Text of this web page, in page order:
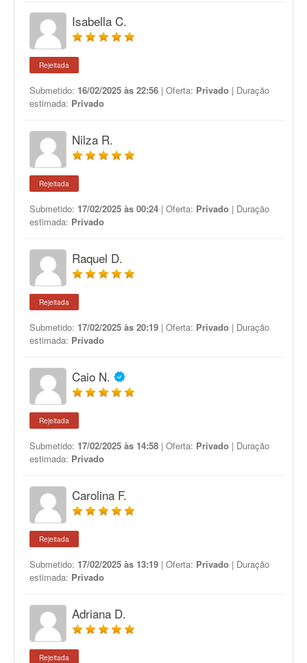
Isabella C.
Rejeitada
Submetido: 16/02/2025 às 22:56 | Oferta: Privado | Duração
estimada: Privado
Nilza R.
Rejeitada
Submetido: 17/02/2025 às 00:24 | Oferta: Privado | Duração
estimada: Privado
Raquel D.
Rejeitada
Submetido: 17/02/2025 às 20:19 | Oferta: Privado | Duração
estimada: Privado
Caio N.
Rejeitada
Submetido: 17/02/2025 às 14:58 | Oferta: Privado | Duração
estimada: Privado
Carolina F.
Rejeitada
Submetido: 17/02/2025 às 13:19 | Oferta: Privado | Duração
estimada: Privado
Adriana D.
Rejeitada